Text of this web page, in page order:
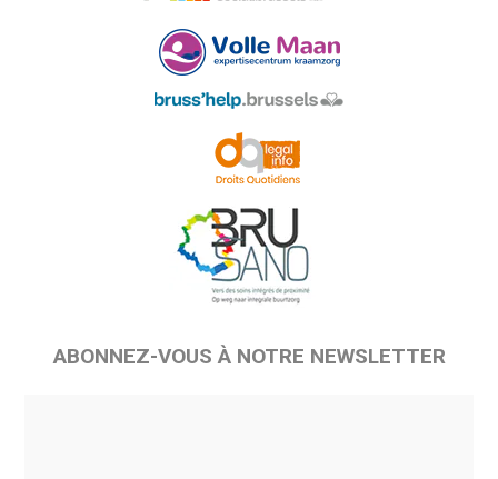
ABONNEZ-VOUS À NOTRE NEWSLETTER